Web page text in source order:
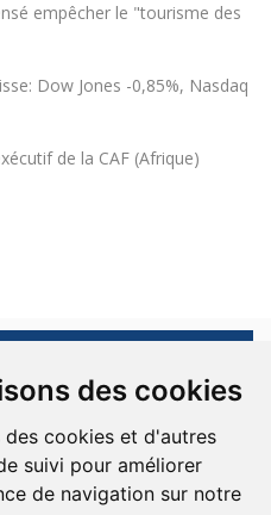
des cookies
des cookies et d'autres
suivi pour améliorer
de navigation sur notre
empêcher le "tourisme des
Dow Jones -0,85%, Nasdaq
de la CAF (Afrique)
droits sont réservés.